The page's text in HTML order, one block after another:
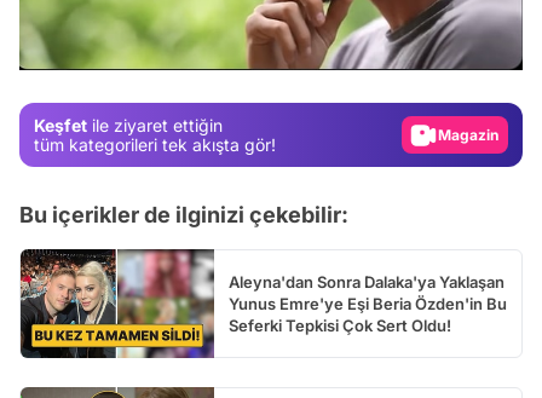
Keşfet ile ziyaret ettiğin
tüm kategorileri tek akışta gör!
Test
Gündem
Video
Bu içerikler de ilginizi çekebilir:
Aleyna'dan Sonra Dalaka'ya Yaklaşan
Yunus Emre'ye Eşi Beria Özden'in Bu
Seferki Tepkisi Çok Sert Oldu!